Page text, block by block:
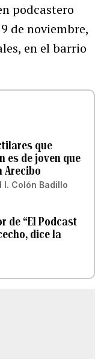
podcastero
de noviembre,
en el barrio
que
es de joven que
Arecibo
I. Colón Badillo
de “El Podcast
dice la